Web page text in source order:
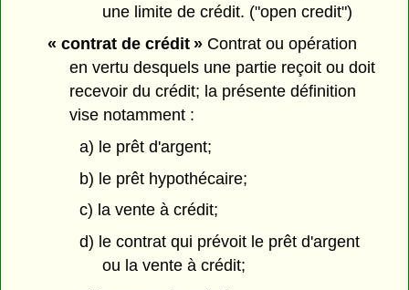
une limite de crédit. ("open credit")
« contrat de crédit »Contrat ou opération
en vertu desquels une partie reçoit ou doit
recevoir du crédit; la présente définition
vise notamment :
a) le prêt d'argent;
b) le prêt hypothécaire;
c) la vente à crédit;
d) le contrat qui prévoit le prêt d'argent
ou la vente à crédit;